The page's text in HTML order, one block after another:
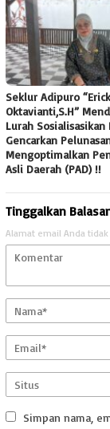
Seklur Adipuro
Oktavianti,S.H”
Lurah Sosialisasikan
Gencarkan
Mengoptimalkan
Asli Daerah (PAD) !!
Tinggalkan
Alamat email Anda
Simpan nama,